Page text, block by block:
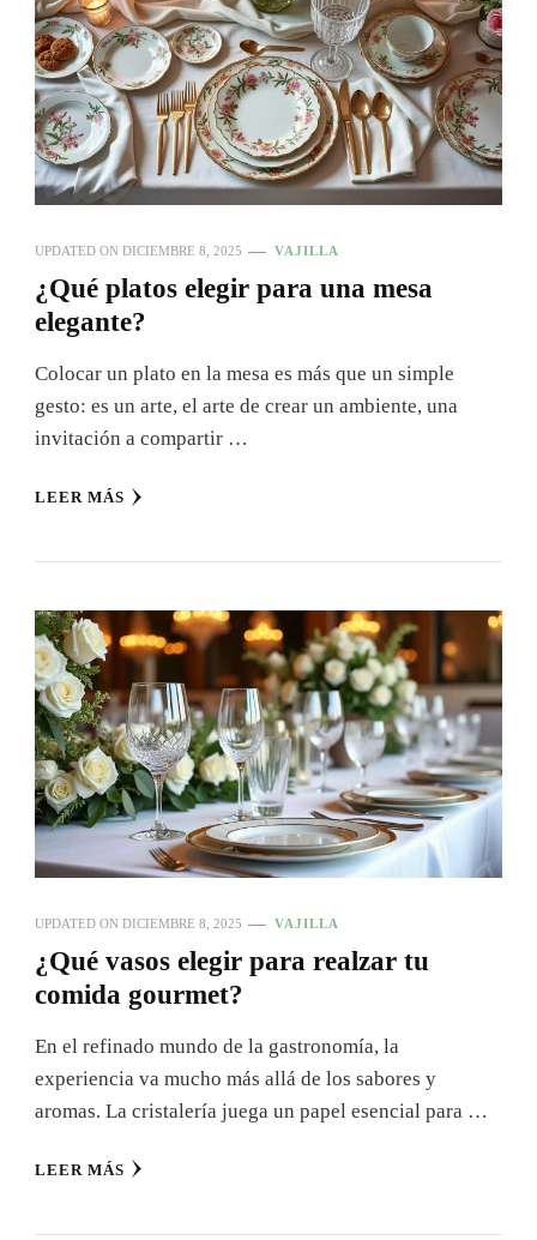
UPDATED ON DICIEMBRE 8, 2025 VAJILLA
¿Qué platos elegir para una mesa
elegante?
Colocar un plato en la mesa es más que un simple
gesto: es un arte, el arte de crear un ambiente, una
invitación a compartir …
LEER MÁS
UPDATED ON DICIEMBRE 8, 2025 VAJILLA
¿Qué vasos elegir para realzar tu
comida gourmet?
En el refinado mundo de la gastronomía, la
experiencia va mucho más allá de los sabores y
aromas. La cristalería juega un papel esencial para …
LEER MÁS